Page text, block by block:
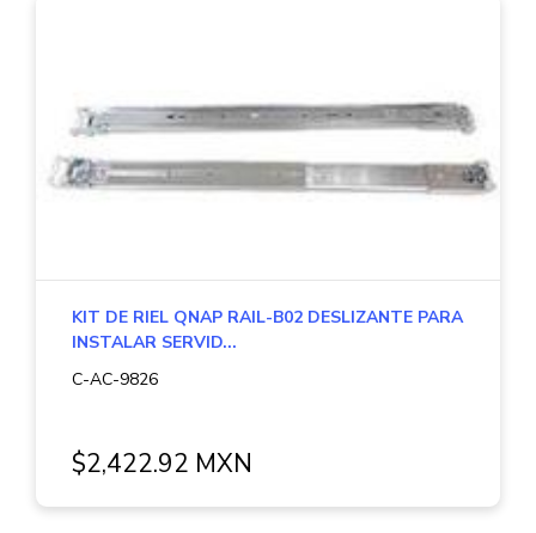
KIT DE RIEL QNAP RAIL-B02 DESLIZANTE PARA
INSTALAR SERVID...
C-AC-9826
$2,422.92 MXN